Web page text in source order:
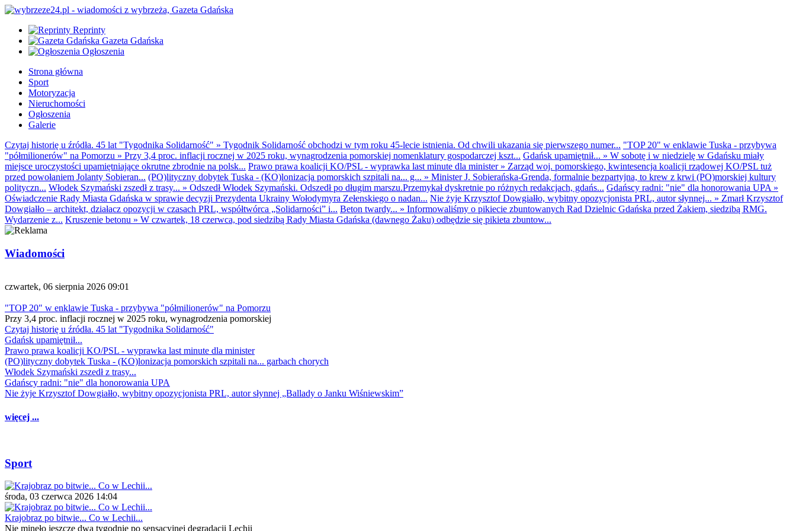
Reprinty
Gazeta Gdańska
Ogłoszenia
Strona główna
Sport
Motoryzacja
Nieruchomości
Ogłoszenia
Galerie
Czytaj historię u źródła. 45 lat "Tygodnika Solidarność" » Tygodnik Solidarność obchodzi w tym roku 45-lecie istnienia. Od chwili ukazania się pierwszego numer... "TOP 20" w enklawie Tuska - przybywa
"półmilionerów" na Pomorzu » Przy 3,4 proc. inflacji rocznej w 2025 roku, wynagrodzenia pomorskiej nomenklatury gospodarczej kszt... Gdańsk upamiętnił... » W sobotę i w niedzielę w Gdańsku miały
miejsce uroczystości upamiętniające okrutne zbrodnie na polsk... Prawo prawa koalicji KO/PSL - wyprawka last minute dla minister» Zarząd woj. pomorskiego, kwintesencja koalicji rządowej KO/PSL tuż
przed powołaniem Jolanty Sobieran... (PO)lityczny dobytek Tuska - (KO)lonizacja pomorskich szpitali na... g... » Minister J. Sobierańska-Grenda, formalnie bezpartyjna, to krew z krwi (PO)morskiej kultury
polityczn... Włodek Szymański zszedł z trasy... » Odszedł Włodek Szymański. Odszedł po długim marszu.Przemykał dyskretnie po różnych redakcjach, gdańs... Gdańscy radni: "nie" dla honorowania UPA »
Oświadczenie Rady Miasta Gdańska w sprawie decyzji Prezydenta Ukrainy Wołodymyra Zełenskiego o nadan... Nie żyje Krzysztof Dowgiałło, wybitny opozycjonista PRL, autor słynnej... » Zmarł Krzysztof
Dowgiałło – architekt, działacz opozycji w czasach PRL, współtwórca „Solidarności” i... Beton twardy... » Informowaliśmy o pikiecie zbuntowanych Rad Dzielnic Gdańska przed Żakiem, siedzibą RMG.
Wydarzenie z... Kruszenie betonu » W czwartek, 18 czerwca, pod siedzibą Rady Miasta Gdańska (dawnego Żaku) odbędzie się pikieta zbuntow...
Wiadomości
czwartek, 06 sierpnia 2026 09:01
"TOP 20" w enklawie Tuska - przybywa "półmilionerów" na Pomorzu
Przy 3,4 proc. inflacji rocznej w 2025 roku, wynagrodzenia pomorskiej
Czytaj historię u źródła. 45 lat "Tygodnika Solidarność"
Gdańsk upamiętnił...
Prawo prawa koalicji KO/PSL - wyprawka last minute dla minister
(PO)lityczny dobytek Tuska - (KO)lonizacja pomorskich szpitali na... garbach chorych
Włodek Szymański zszedł z trasy...
Gdańscy radni: "nie" dla honorowania UPA
Nie żyje Krzysztof Dowgiałło, wybitny opozycjonista PRL, autor słynnej „Ballady o Janku Wiśniewskim”
więcej ...
Sport
środa, 03 czerwca 2026 14:04
Krajobraz po bitwie... Co w Lechii...
Nie minęło jeszcze dwa tygodnie po sensacyjnej degradacji Lechii